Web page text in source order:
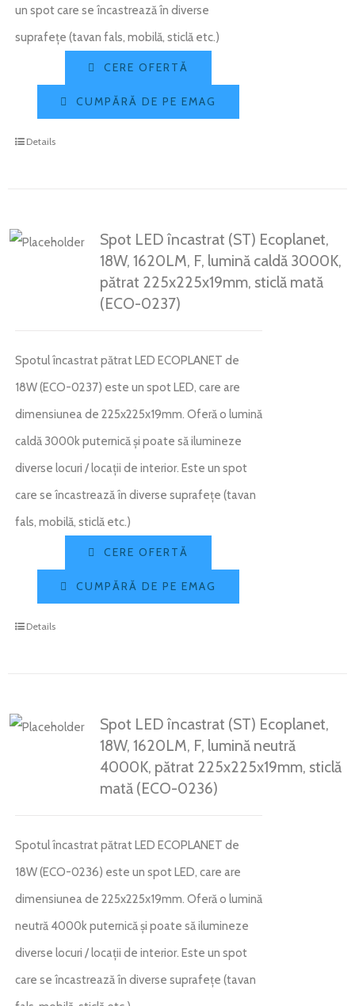
un spot care se încastrează în diverse
suprafețe (tavan fals, mobilă, sticlă etc.)
CERE OFERTĂ
CUMPĂRĂ DE PE EMAG
Details
Spot LED încastrat (ST) Ecoplanet,
18W, 1620LM, F, lumină caldă 3000K,
pătrat 225x225x19mm, sticlă mată
(ECO-0237)
Spotul încastrat pătrat LED ECOPLANET de
18W (ECO-0237) este un spot LED, care are
dimensiunea de 225x225x19mm. Oferă o lumină
caldă 3000k puternică și poate să ilumineze
diverse locuri / locații de interior. Este un spot
care se încastrează în diverse suprafețe (tavan
fals, mobilă, sticlă etc.)
CERE OFERTĂ
CUMPĂRĂ DE PE EMAG
Details
Spot LED încastrat (ST) Ecoplanet,
18W, 1620LM, F, lumină neutră
4000K, pătrat 225x225x19mm, sticlă
mată (ECO-0236)
Spotul încastrat pătrat LED ECOPLANET de
18W (ECO-0236) este un spot LED, care are
dimensiunea de 225x225x19mm. Oferă o lumină
neutră 4000k puternică și poate să ilumineze
diverse locuri / locații de interior. Este un spot
care se încastrează în diverse suprafețe (tavan